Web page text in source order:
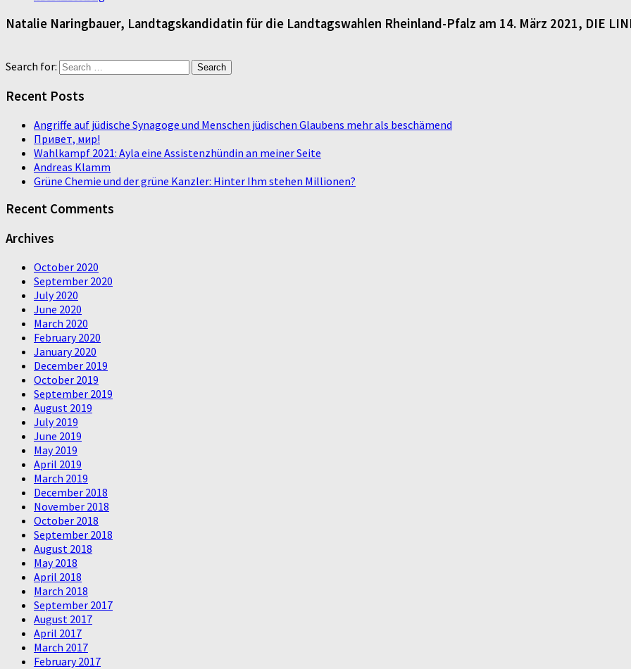
Natalie Naringbauer, Landtagskandidatin für die Landtagswahlen Rheinland-Pfalz am 14. März 2021, DIE
Search for:
Recent Posts
Angriffe auf jüdische Synagoge und Menschen jüdischen Glaubens mehr als beschämend
Привет, мир!
Wahlkampf 2021: Ayla eine Assistenzhündin an meiner Seite
Andreas Klamm
Grüne Chemie und der grüne Kanzler: Hinter Ihm stehen Millionen?
Recent Comments
Archives
October 2020
September 2020
July 2020
June 2020
March 2020
February 2020
January 2020
December 2019
October 2019
September 2019
August 2019
July 2019
June 2019
May 2019
April 2019
March 2019
December 2018
November 2018
October 2018
September 2018
August 2018
May 2018
April 2018
March 2018
September 2017
August 2017
April 2017
March 2017
February 2017